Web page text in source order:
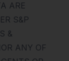
ARE
S&P
&
ANY OF